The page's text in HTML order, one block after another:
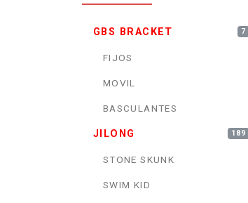
GBS BRACKET 7
FIJOS
MOVIL
BASCULANTES
JILONG 189
STONE SKUNK
SWIM KID